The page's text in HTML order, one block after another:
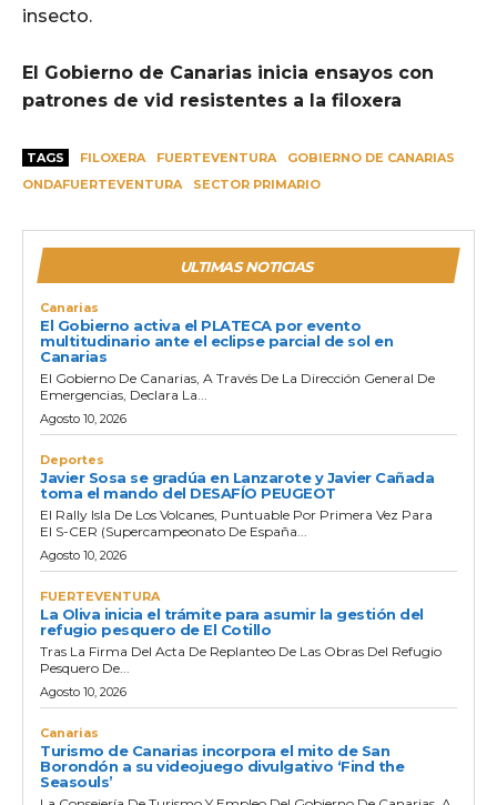
insecto.
El Gobierno de Canarias inicia ensayos con
patrones de vid resistentes a la filoxera
TAGS FILOXERA FUERTEVENTURA
GOBIERNO DE CANARIAS
ONDAFUERTEVENTURA
SECTOR PRIMARIO
ULTIMAS NOTICIAS
Canarias
El Gobierno activa el PLATECA por evento
multitudinario ante el eclipse parcial de sol en
Canarias
El Gobierno De Canarias, A Través De La Dirección General De
Emergencias, Declara La...
Agosto 10, 2026
Deportes
Javier Sosa se gradúa en Lanzarote y Javier Cañada
toma el mando del DESAFÍO PEUGEOT
El Rally Isla De Los Volcanes, Puntuable Por Primera Vez Para
El S-CER (Supercampeonato De España...
Agosto 10, 2026
FUERTEVENTURA
La Oliva inicia el trámite para asumir la gestión del
refugio pesquero de El Cotillo
Tras La Firma Del Acta De Replanteo De Las Obras Del Refugio
Pesquero De...
Agosto 10, 2026
Canarias
Turismo de Canarias incorpora el mito de San
Borondón a su videojuego divulgativo ‘Find the
Seasouls’